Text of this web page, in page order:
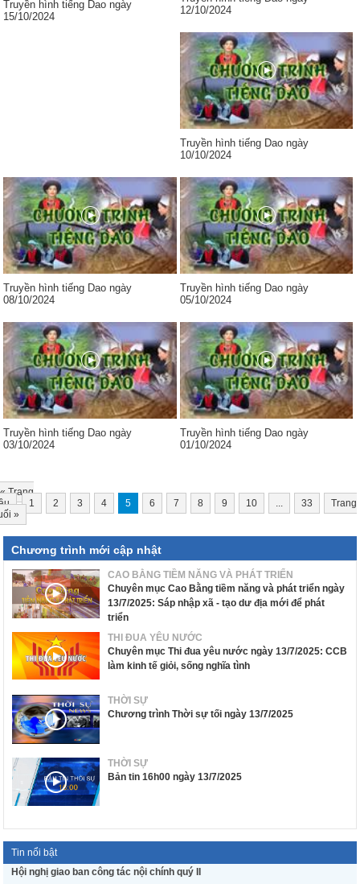
Truyền hình tiếng Dao ngày
15/10/2024
12/10/2024
Truyền hình tiếng Dao ngày
10/10/2024
Truyền hình tiếng Dao ngày
08/10/2024
Truyền hình tiếng Dao ngày
05/10/2024
Truyền hình tiếng Dao ngày
03/10/2024
Truyền hình tiếng Dao ngày
01/10/2024
«Trang
1 2 3 4 5 6 7 8 9 10 33
Trang
»
Chương trình mới cập nhật
CAO BẰNG TIỀM NĂNG VÀ PHÁT TRIỂN
Chuyên mục Cao Bằng tiềm năng và phát triển ngày
13/7/2025: Sáp nhập xã - tạo dư địa mới để phát
triển
THI ĐUA YÊU NƯỚC
Chuyên mục Thi đua yêu nước ngày 13/7/2025: CCB
làm kinh tế giỏi, sống nghĩa tình
THỜI SỰ
Chương trình Thời sự tối ngày 13/7/2025
THỜI SỰ
Bản tin 16h00 ngày 13/7/2025
Tin nổi bật
Hội nghị giao ban công tác nội chính quý II